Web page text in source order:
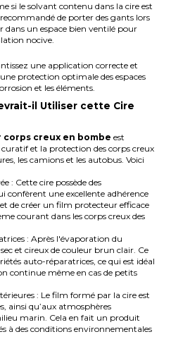
si le solvant contenu dans la cire est
de porter des gants lors
dans un espace bien ventilé pour
nocive.
une application correcte et
protection optimale des espaces
et les éléments.
il Utiliser cette Cire
corps creux en bombe est
et la protection des corps creux
les camions et les autobus. Voici
: Cette cire possède des
confèrent une excellente adhérence
de créer un film protecteur efficace
courant dans les corps creux des
: Après l'évaporation du
et cireux de couleur brun clair. Ce
auto-réparatrices, ce qui est idéal
continue même en cas de petits
: Le film formé par la cire est
ainsi qu’aux atmosphères
marin. Cela en fait un produit
à des conditions environnementales